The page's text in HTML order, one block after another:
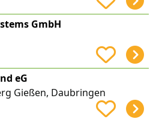
GmbH
eG
Gießen, Daubringen